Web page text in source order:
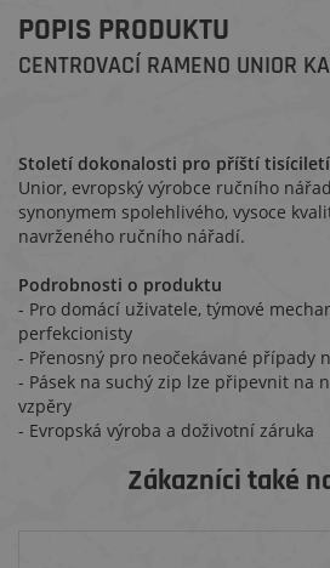
POPIS PRODUKTU
CENTROVACÍ RAMENO UNIOR
Století dokonalosti pro příští tisíciletí
Unior, evropský výrobce ručního
synonymem spolehlivého, vysoce
navrženého ručního nářadí.
Podrobnosti o produktu
- Pro domácí uživatele, týmové
perfekcionisty
- Přenosný pro neočekávané případy
- Pásek na suchý zip lze připevnit na
vzpěry
- Evropská výroba a doživotní záruka
Zákazníci také